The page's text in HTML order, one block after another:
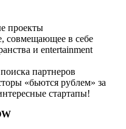
проекты
совмещающее в себе
и entertainment
партнеров
«бьются рублем» за
стартапы!